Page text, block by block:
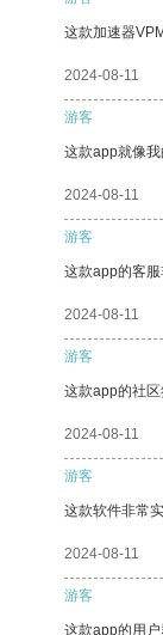
这款加速器
2024-08-11
游客
这款app就像我
2024-08-11
游客
这款app的客服
2024-08-11
游客
这款app的社区
2024-08-11
游客
这款软件非常
2024-08-11
游客
这款app的用户